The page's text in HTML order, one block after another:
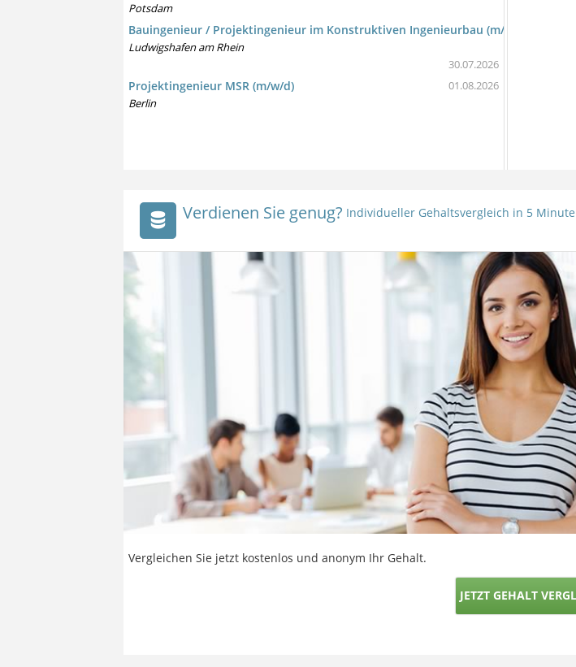
Potsdam
Bauingenieur / Projektingenieur im Konstruktiven Ingenieurbau (m/w/d)
Ludwigshafen am Rhein
30.07.2026
Projektingenieur MSR (m/w/d)
Berlin
01.08.2026
Verdienen Sie genug? Individueller Gehaltsvergleich in 5
Vergleichen Sie jetzt kostenlos und anonym Ihr Gehalt.
JETZT GEHALT